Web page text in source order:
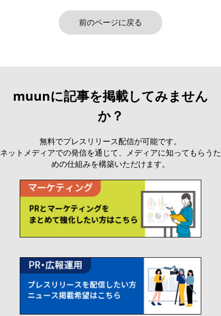
前のページに戻る
muunに記事を掲載してみません
か？
無料でプレスリリース配信が可能です。
ネットメディアでの発信を通じて、メディアに知ってもらうた
めの仕組みを構築いただけます。